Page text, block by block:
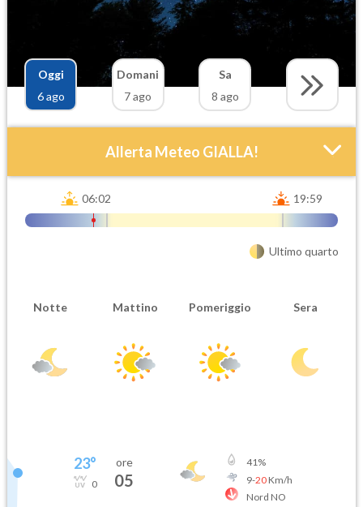
Oggi
6 ago
Domani
7 ago
Sa
8 ago
Allerta Meteo GIALLA!
Attendibilità
Urgenza
Orario inizio
Ora fine
06:02 19:59
Ultimo quarto
Notte Mattino Pomeriggio Sera
23°
0
ore
05
41%
9-20Km/h
Nord NO